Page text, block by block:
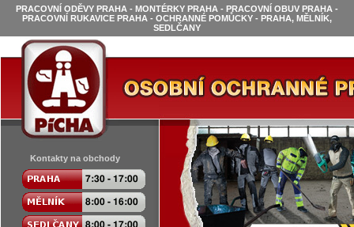
PRACOVNÍ ODĚVY PRAHA - MONTÉRKY PRAHA - PRACOVNÍ OBUV PRAHA -
PRACOVNÍ RUKAVICE PRAHA - OCHRANNÉ POMŮCKY - PRAHA, MĚLNÍK,
SEDLČANY
Kontakty na obchody